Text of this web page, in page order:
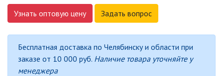
СВЕТИЛЬНИКИ
СВЕТИЛЬНИКИ ДЛЯ РОСТА
РАСТЕНИЙ (ФИТОСВЕТИЛЬНИКИ)
АКСЕССУАРЫ ДЛЯ
ЭЛЕКТРОМОНТАЖА
Узнать оптовую цену Задать вопрос
Бесплатная доставка по Челябинску и области при
заказе от 10 000 руб. Наличие товара уточняйте у
менеджера